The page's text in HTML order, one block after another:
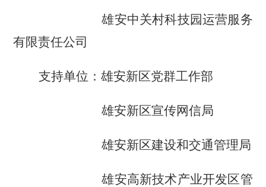
雄安中关村科技园运营服务
有限责任公司
支持单位：雄安新区党群工作部
雄安新区宣传网信局
雄安新区建设和交通管理局
雄安高新技术产业开发区管